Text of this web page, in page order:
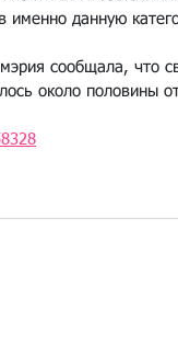
именно данную
сообщала, что
около половины